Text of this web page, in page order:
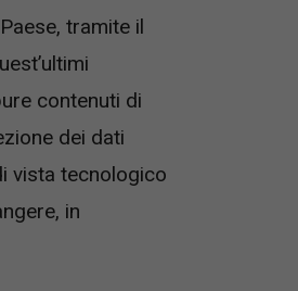
tramite il
contenuti di
dei dati
vista tecnologico
in